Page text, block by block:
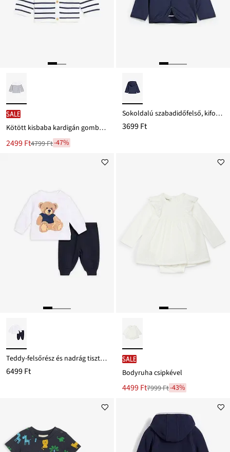
SALE
Kötött kisbaba kardigán gombokkal
Új
2499 Ft
Leárazva4799 Ft-47%
Sokoldalú szabadidőfelső, kifordítható, kapucnival
3699 Ft
Teddy-felsőrész és nadrág tiszta bio-pamutból (2-részes szett)
6499 Ft
SALE
Bodyruha csipkével
Új
4499 Ft
Leárazva7999 Ft-43%